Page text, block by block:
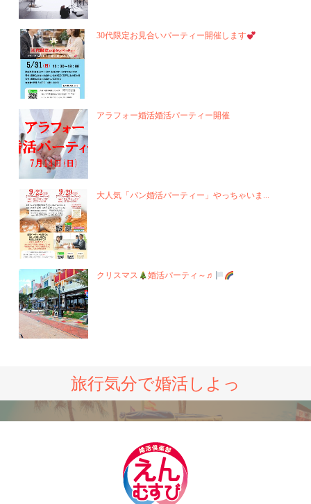
30代限定お見合いパーティー開催します
アラフォー婚活婚活パーティー開催
大人気「パン婚活パーティー」やっちゃいま...
クリスマス 婚活パーティ～♬
旅行気分で婚活しよっ